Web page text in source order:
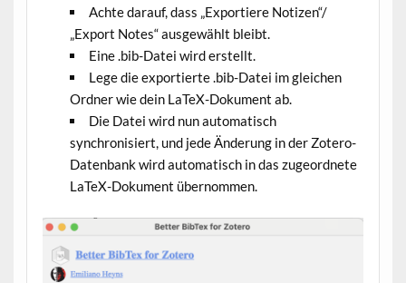
Achte darauf, dass „Exportiere Notizen“/
„Export Notes“ ausgewählt bleibt.
Eine .bib-Datei wird erstellt.
Lege die exportierte .bib-Datei im gleichen
Ordner wie dein LaTeX-Dokument ab.
Die Datei wird nun automatisch
synchronisiert, und jede Änderung in der Zotero-
Datenbank wird automatisch in das zugeordnete
LaTeX-Dokument übernommen.